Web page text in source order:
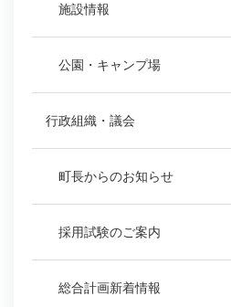
施設情報
公園・キャンプ場
行政組織・議会
町長からのお知らせ
採用試験のご案内
総合計画新着情報